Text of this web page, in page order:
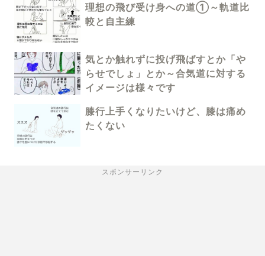
理想の飛び受け身への道①～軌道比
較と自主練
気とか触れずに投げ飛ばすとか「や
らせでしょ」とか～合気道に対する
イメージは様々です
膝行上手くなりたいけど、膝は痛め
たくない
スポンサーリンク